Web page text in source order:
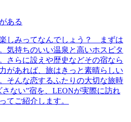
ある
しみってなんでしょう？ まずは
気持ちのいい温泉と高いホスピタ
さらに設えや歴史などその宿なら
があれば、旅はきっと素晴らしい
そんな恋するふたりの大切な旅時
さない”宿を、LEONが実際に訪れ
てご紹介します。